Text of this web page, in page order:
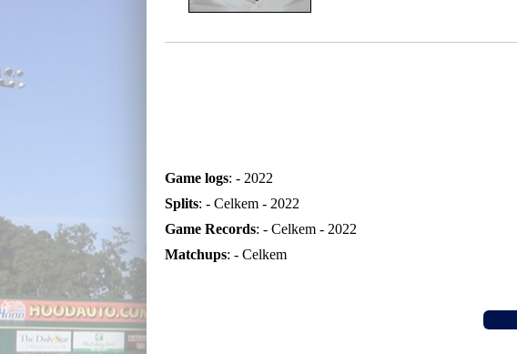
Game logs: - 2022
Splits: - Celkem- 2022
Game Records: - Celkem- 2022
Matchups: - Celkem